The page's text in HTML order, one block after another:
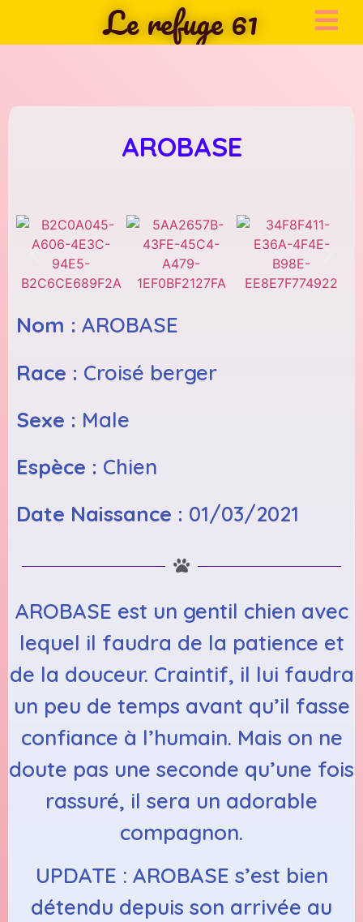
Le refuge 61
AROBASE
Nom : AROBASE
Race : Croisé berger
Sexe : Male
Espèce : Chien
Date Naissance : 01/03/2021
AROBASE est un gentil chien avec
lequel il faudra de la patience et
de la douceur. Craintif, il lui faudra
un peu de temps avant qu’il fasse
confiance à l’humain. Mais on ne
doute pas une seconde qu’une fois
rassuré, il sera un adorable
compagnon.
UPDATE : AROBASE s’est bien
détendu depuis son arrivée au